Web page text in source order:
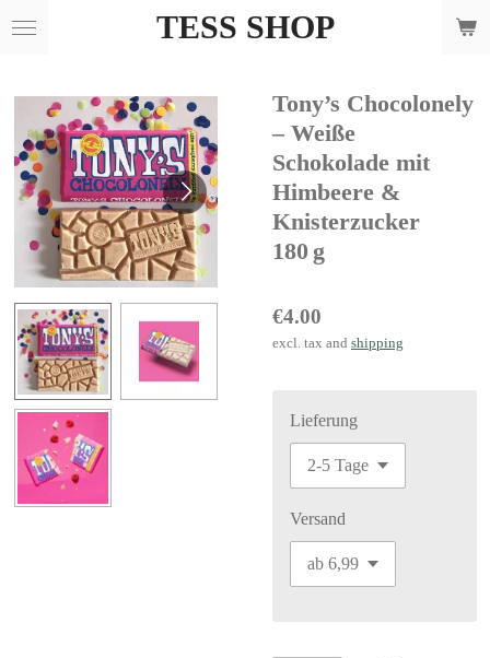
Skip
content
TESS SHOP
Tony’s Chocolonely
– Weiße
Schokolade mit
Himbeere &
Knisterzucker
180 g
€4.00
excl. tax and shipping
Lieferung
Versand